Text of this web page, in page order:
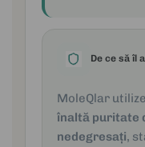
De ce să îl
MoleQlar
înaltă puritate
nedegresați,